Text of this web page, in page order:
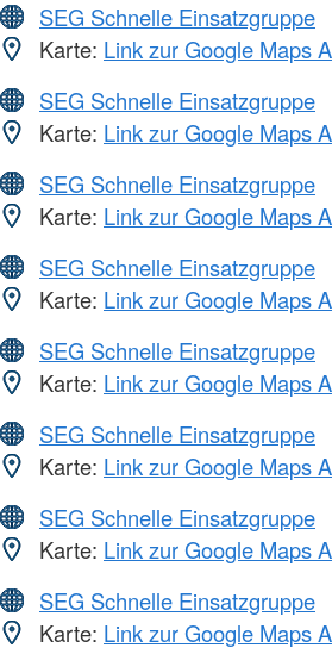
SEG Schnelle Einsatzgruppe
Karte: Link zur Google Maps
SEG Schnelle Einsatzgruppe
Karte: Link zur Google Maps
SEG Schnelle Einsatzgruppe
Karte: Link zur Google Maps
SEG Schnelle Einsatzgruppe
Karte: Link zur Google Maps
SEG Schnelle Einsatzgruppe
Karte: Link zur Google Maps
SEG Schnelle Einsatzgruppe
Karte: Link zur Google Maps
SEG Schnelle Einsatzgruppe
Karte: Link zur Google Maps
SEG Schnelle Einsatzgruppe
Karte: Link zur Google Maps